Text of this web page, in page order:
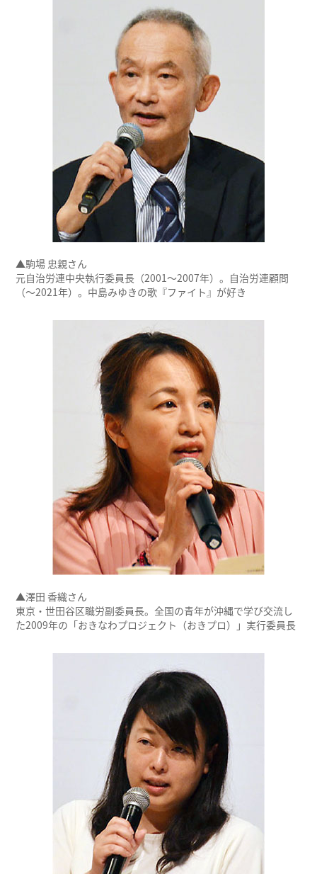
▲駒場 忠親さん
元自治労連中央執行委員長（2001～2007年）。自治労連顧問
（～2021年）。中島みゆきの歌『ファイト』が好き
▲澤田 香織さん
東京・世田谷区職労副委員長。全国の青年が沖縄で学び交流し
た2009年の「おきなわプロジェクト（おきプロ）」実行委員長